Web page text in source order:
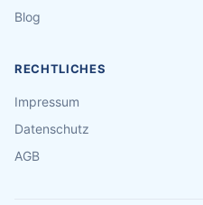
Blog
RECHTLICHES
Impressum
Datenschutz
AGB